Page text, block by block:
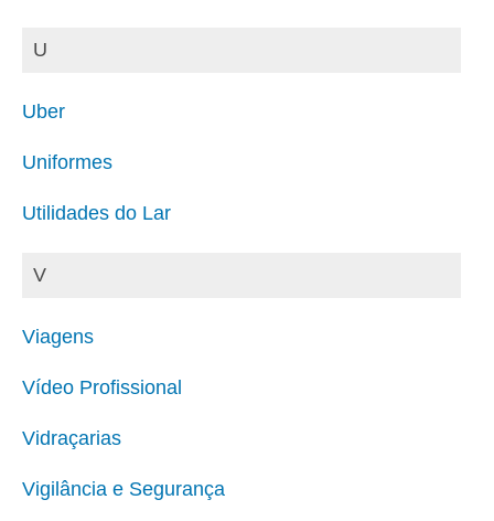
U
Uber
Uniformes
Utilidades do Lar
V
Viagens
Vídeo Profissional
Vidraçarias
Vigilância e Segurança